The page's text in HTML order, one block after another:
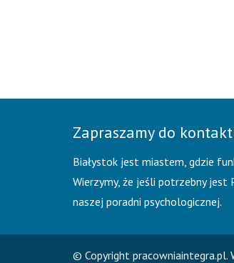
Zapraszamy do
Białystok jest miastem, gdzie
Wierzymy, że jeśli potrzebny
naszej poradni psychologicznej.
© Copyright pracowniaintegra.pl.